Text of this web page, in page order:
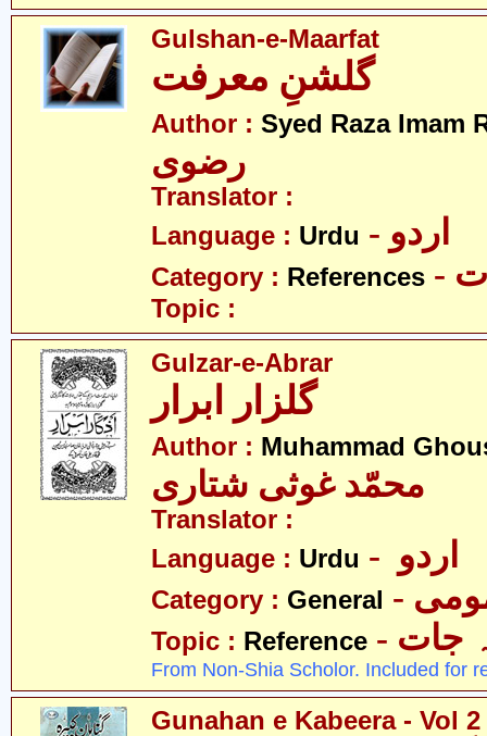
Gulshan-e-Maarfat
گلشنِ معرفت
Author : Syed Raza Imam
رضوی
Translator :
Language : Urdu - اردو
Category : References
Topic :
Gulzar-e-Abrar
گلزار ابرار
Author : Muhammad
محمّد غوثی شتاری
Translator :
Language : Urdu
Category : General
Topic : Reference جات
From Non-Shia Scholor. Included for
Gunahan e Kabeera - Vol 2